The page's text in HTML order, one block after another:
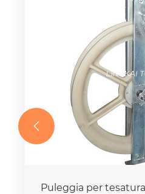
Puleggia per
